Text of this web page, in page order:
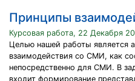
Принципы
Курсовая работа, 22 Декабря
Целью нашей работы является
взаимодействия со СМИ, как
непосредственно для СМИ. В
входит формирование